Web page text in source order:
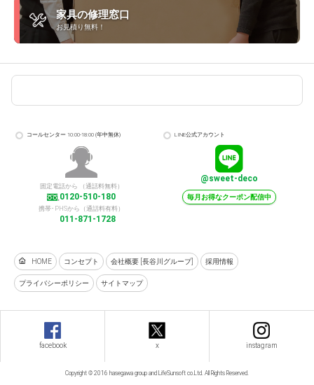
家具の修理窓口
お見積り無料！
コールセンター 10:00-18:00 (年中無休)
固定電話から （通話料無料）
0120-510-180
携帯･PHSから（通話料有料）
011-871-1728
LINE公式アカウント
@sweet-deco
毎月お得なクーポン配信中
HOME コンセプト 会社概要 [長谷川グループ] 採用情報
プライバシーポリシー サイトマップ
facebook x instagram
Copyright © 2016 hasegawa group and LifeSunsoft co.Ltd. All Rights Reserved.